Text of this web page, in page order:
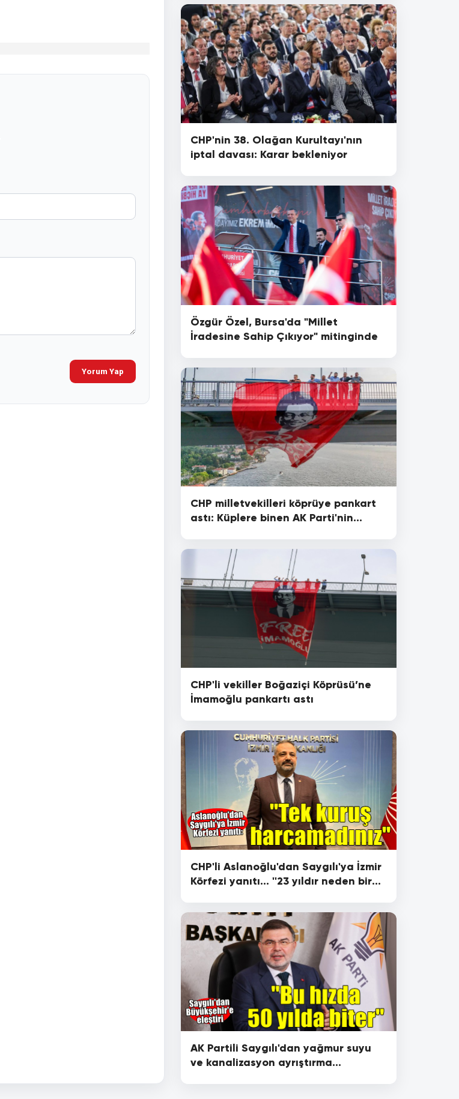
Yorum Yap
CHP'nin 38. Olağan Kurultayı'nın
iptal davası: Karar bekleniyor
Özgür Özel, Bursa'da "Millet
İradesine Sahip Çıkıyor" mitinginde
CHP milletvekilleri köprüye pankart
astı: Küplere binen AK Parti'nin
CHP'li vekiller Boğaziçi Köprüsü’ne
İmamoğlu pankartı astı
CHP'li Aslanoğlu'dan Saygılı'ya İzmir
Körfezi yanıtı... ''23 yıldır neden bir
AK Partili Saygılı'dan yağmur suyu
ve kanalizasyon ayrıştırma